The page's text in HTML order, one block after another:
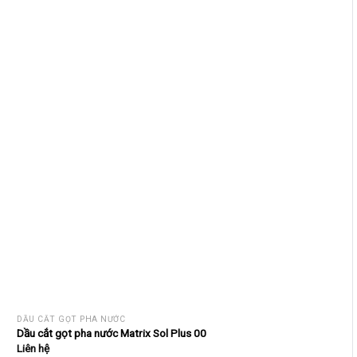
DẦU CẮT GỌT PHA NƯỚC
Dầu cắt gọt pha nước Matrix Sol Plus 00
Liên hệ